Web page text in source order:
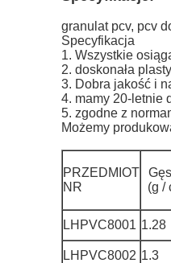
granulat pcv, pcv
Specyfikacja
1. Wszystkie
2. doskonała
3. Dobra jakość i
4. mamy 20-letnie
5. zgodne z
Możemy
PRZEDMIOT
NR
(g /
LHPVC8001 1.28
LHPVC8002 1.3